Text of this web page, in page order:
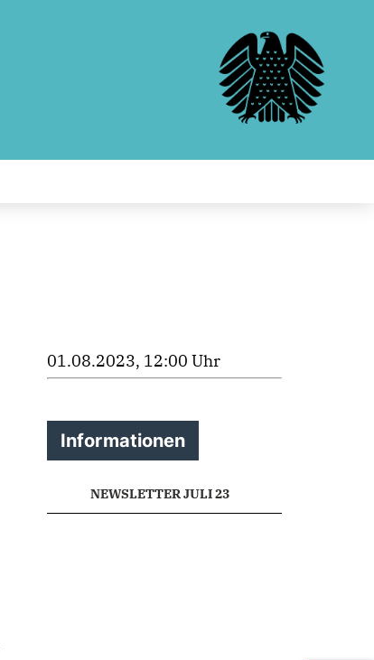
01.08.2023, 12:00 Uhr
Informationen
NEWSLETTER JULI 23